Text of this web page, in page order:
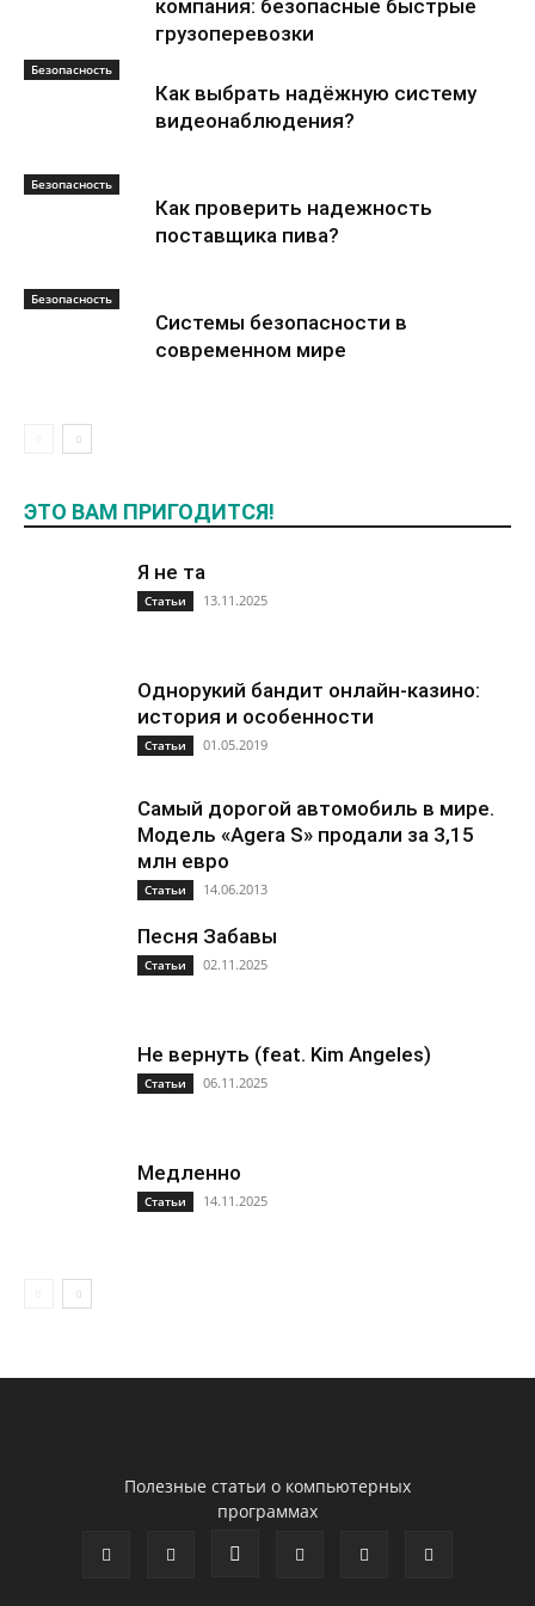
компания: безопасные быстрые
грузоперевозки
Безопасность
Как выбрать надёжную систему
видеонаблюдения?
Безопасность
Как проверить надежность
поставщика пива?
Безопасность
Системы безопасности в
современном мире
ЭТО ВАМ ПРИГОДИТСЯ!
Я не та
Статьи 13.11.2025
Однорукий бандит онлайн-казино:
история и особенности
Статьи 01.05.2019
Самый дорогой автомобиль в мире.
Модель «Agera S» продали за 3,15
млн евро
Статьи 14.06.2013
Песня Забавы
Статьи 02.11.2025
Не вернуть (feat. Kim Angeles)
Статьи 06.11.2025
Медленно
Статьи 14.11.2025
Полезные статьи о компьютерных
программах